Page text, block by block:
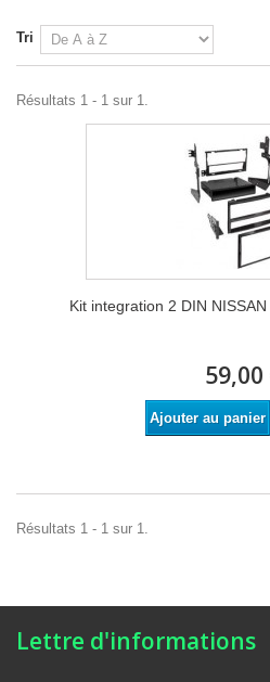
Tri
Résultats 1 - 1 sur 1.
Kit integration 2 DIN
59,00
Ajouter au panier
Résultats 1 - 1 sur 1.
Lettre d'informations